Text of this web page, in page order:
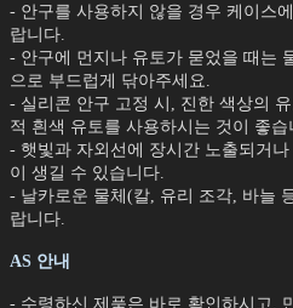
- 안구를 사용하지 않을 경우 케이스
랍니다.
- 안구에 먼지나 유토가 묻었을 때는
으로 부드럽게 닦아주세요.
- 실리콘 안구 고정 시, 진한 색상의
적 흰색 유토를 사용하시는 것이 좋습
- 햇빛과 자외선에 장시간 노출되거
이 생길 수 있습니다.
- 날카로운 물체(칼, 유리 조각, 바늘
랍니다.
AS 안내
- 수령하신 제품은 바로 확인하시고,